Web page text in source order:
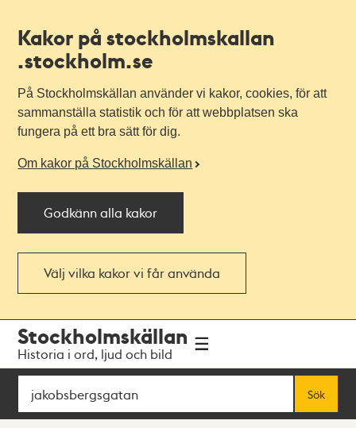
Kakor på stockholmskallan
.stockholm.se
På Stockholmskällan använder vi kakor, cookies, för att
sammanställa statistik och för att webbplatsen ska
fungera på ett bra sätt för dig.
Om kakor på Stockholmskällan
Godkänn alla kakor
Välj vilka kakor vi får använda
navigationen
huvudinnehållet
Stockholmskällan
Historia i ord, ljud och bild
Sök
Sök